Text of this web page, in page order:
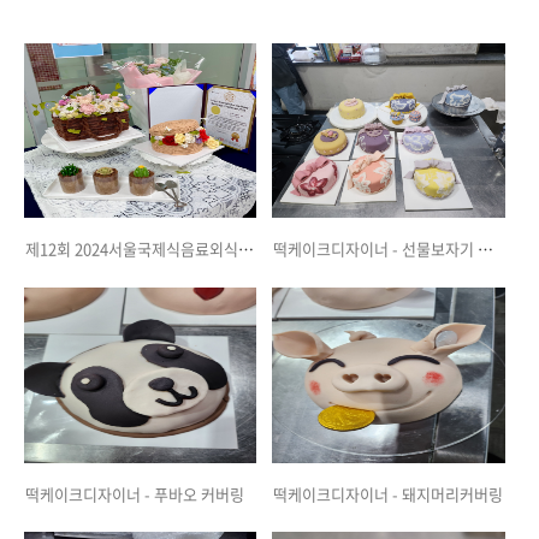
제12회 2024서울국제식음료외식조리경연대회 (2024.06.22) - 앙금떡케이크 전시부분 떡케이크디자이너 - 선물보자기 커버링
떡케이크디자이너 - 푸바오 커버링 떡케이크디자이너 - 돼지머리커버링